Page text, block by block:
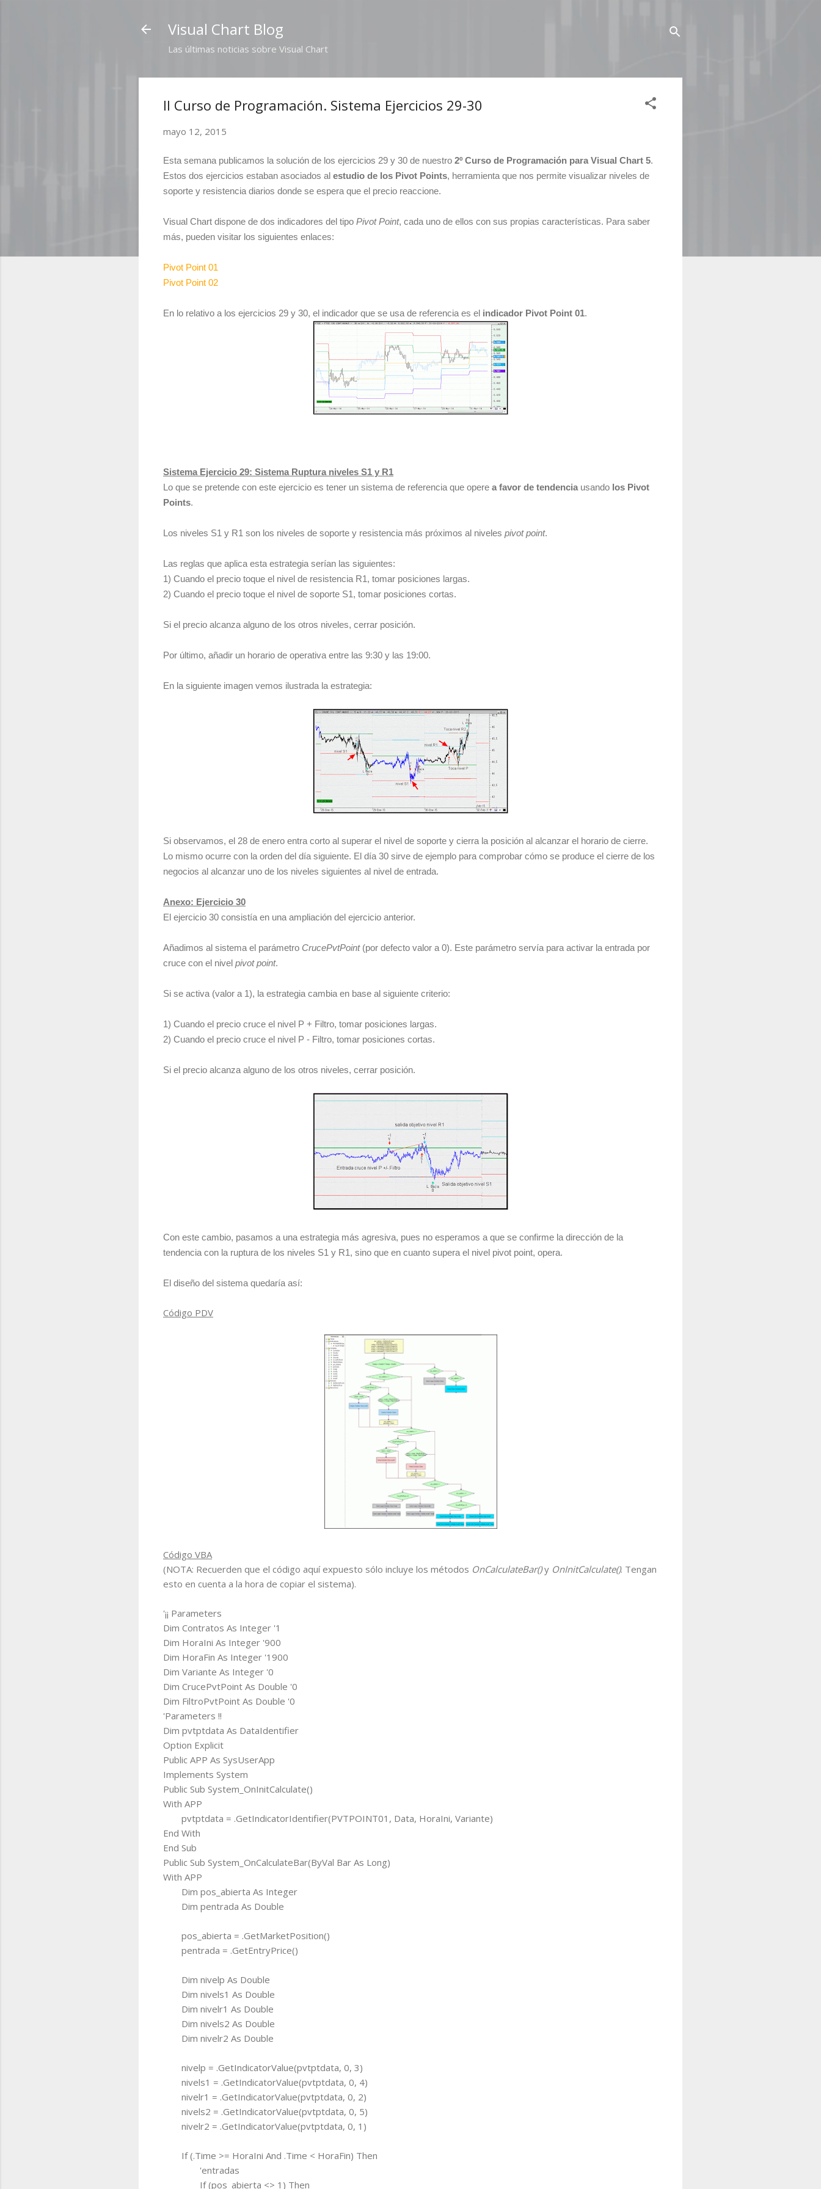
Visual Chart Blog
Las últimas noticias sobre Visual Chart
II Curso de Programación. Sistema Ejercicios 29-30
mayo 12, 2015
Esta semana publicamos la solución de los ejercicios 29 y 30 de nuestro 2º Curso de Programación para Visual Chart 5.
Estos dos ejercicios estaban asociados al estudio de los Pivot Points, herramienta que nos permite visualizar niveles de
soporte y resistencia diarios donde se espera que el precio reaccione.
Visual Chart dispone de dos indicadores del tipo Pivot Point, cada uno de ellos con sus propias características. Para saber
más, pueden visitar los siguientes enlaces:
Pivot Point 01
Pivot Point 02
En lo relativo a los ejercicios 29 y 30, el indicador que se usa de referencia es el indicador Pivot Point 01.
Sistema Ejercicio 29: Sistema Ruptura niveles S1 y R1
Lo que se pretende con este ejercicio es tener un sistema de referencia que opere a favor de tendencia usando los Pivot
Points.
Los niveles S1 y R1 son los niveles de soporte y resistencia más próximos al niveles pivot point.
Las reglas que aplica esta estrategia serían las siguientes:
1) Cuando el precio toque el nivel de resistencia R1, tomar posiciones largas.
2) Cuando el precio toque el nivel de soporte S1, tomar posiciones cortas.
Si el precio alcanza alguno de los otros niveles, cerrar posición.
Por último, añadir un horario de operativa entre las 9:30 y las 19:00.
En la siguiente imagen vemos ilustrada la estrategia:
Si observamos, el 28 de enero entra corto al superar el nivel de soporte y cierra la posición al alcanzar el horario de cierre.
Lo mismo ocurre con la orden del día siguiente. El día 30 sirve de ejemplo para comprobar cómo se produce el cierre de los
negocios al alcanzar uno de los niveles siguientes al nivel de entrada.
Anexo: Ejercicio 30
El ejercicio 30 consistía en una ampliación del ejercicio anterior.
Añadimos al sistema el parámetro CrucePvtPoint(por defecto valor a 0). Este parámetro servía para activar la entrada por
cruce con el nivel pivot point.
Si se activa (valor a 1), la estrategia cambia en base al siguiente criterio:
1) Cuando el precio cruce el nivel P + Filtro, tomar posiciones largas.
2) Cuando el precio cruce el nivel P - Filtro, tomar posiciones cortas.
Si el precio alcanza alguno de los otros niveles, cerrar posición.
Con este cambio, pasamos a una estrategia más agresiva, pues no esperamos a que se confirme la dirección de la
tendencia con la ruptura de los niveles S1 y R1, sino que en cuanto supera el nivel pivot point, opera.
El diseño del sistema quedaría así:
Código PDV
Código VBA
(NOTA: Recuerden que el código aquí expuesto sólo incluye los métodos OnCalculateBar()y OnInitCalculate(). Tengan
esto en cuenta a la hora de copiar el sistema).
'¡¡ Parameters
Dim Contratos As Integer '1
Dim HoraIni As Integer '900
Dim HoraFin As Integer '1900
Dim Variante As Integer '0
Dim CrucePvtPoint As Double '0
Dim FiltroPvtPoint As Double '0
'Parameters !!
Dim pvtptdata As DataIdentifier
Option Explicit
Public APP As SysUserApp
Implements System
Public Sub System_OnInitCalculate()
With APP
pvtptdata = .GetIndicatorIdentifier(PVTPOINT01, Data, HoraIni, Variante)
End With
End Sub
Public Sub System_OnCalculateBar(ByVal Bar As Long)
With APP
Dim pos_abierta As Integer
Dim pentrada As Double
pos_abierta = .GetMarketPosition()
pentrada = .GetEntryPrice()
Dim nivelp As Double
Dim nivels1 As Double
Dim nivelr1 As Double
Dim nivels2 As Double
Dim nivelr2 As Double
nivelp = .GetIndicatorValue(pvtptdata, 0, 3)
nivels1 = .GetIndicatorValue(pvtptdata, 0, 4)
nivelr1 = .GetIndicatorValue(pvtptdata, 0, 2)
nivels2 = .GetIndicatorValue(pvtptdata, 0, 5)
nivelr2 = .GetIndicatorValue(pvtptdata, 0, 1)
If (.Time >= HoraIni And .Time < HoraFin) Then
'entradas
If (pos_abierta <> 1) Then